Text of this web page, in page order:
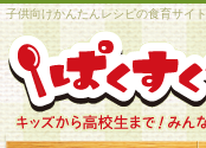
子供向けかんたんレシピの食育サイト